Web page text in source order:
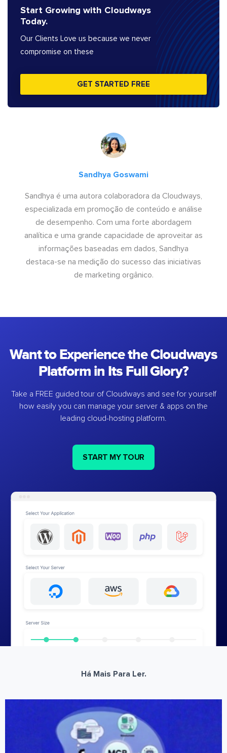
Start Growing with Cloudways
Today.
Our Clients Love us because we never
compromise on these
GET STARTED FREE
Sandhya Goswami
Sandhya é uma autora colaboradora da Cloudways,
especializada em promoção de conteúdo e análise
de desempenho. Com uma forte abordagem
analítica e uma grande capacidade de aproveitar as
informações baseadas em dados, Sandhya
destaca-se na medição do sucesso das iniciativas
de marketing orgânico.
Want to Experience the Cloudways
Platform in Its Full Glory?
Take a FREE guided tour of Cloudways and see for yourself
how easily you can manage your server & apps on the
leading cloud-hosting platform.
START MY TOUR
Há Mais Para Ler.